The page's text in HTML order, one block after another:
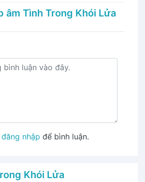
âm Tình Trong Khói Lửa
đăng nhập để bình luận.
Khói Lửa